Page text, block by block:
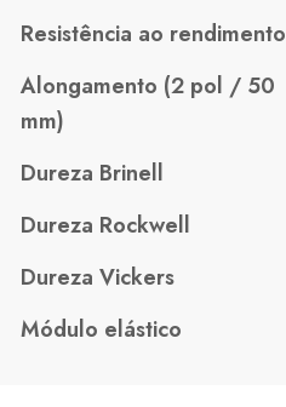
Resistência ao rendimento
Alongamento (2 pol / 50
mm)
Dureza Brinell
Dureza Rockwell
Dureza Vickers
Módulo elástico